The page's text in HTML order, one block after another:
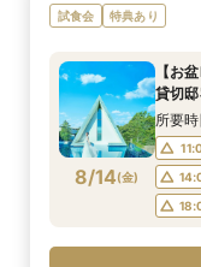
8/13(木)
＼1軒
ゼント
8/13(木)
【6名
ン誕生
8/13(木)
【60
りみち
8/13(木)
【タ
場案内
試食会 特典あり
8/14(金)
【お
貸切
所要